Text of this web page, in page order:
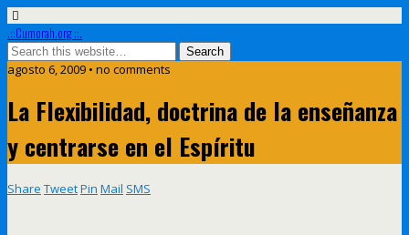
.::Cumorah.org ::.
agosto 6, 2009 • no comments
La Flexibilidad, doctrina de la enseñanza
y centrarse en el Espíritu
Share TweetPin Mail SMS